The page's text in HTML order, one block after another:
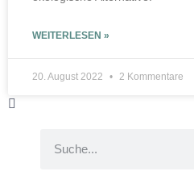
WEITERLESEN »
20. August 2022 2 Kommentare